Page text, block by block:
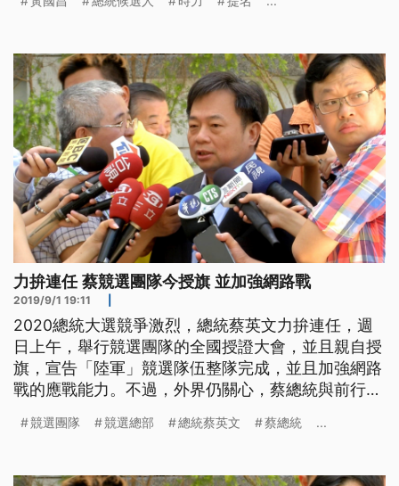
擬總統候選人提名辦法，並且將徵召立委黃國昌做為
召沒有意願，還強調目前最重要，是立委的工作，也
請大家多關心華映關廠員工權
力拚連任 蔡競選團隊今授旗 並加強網路戰
2019/9/1 19:11
2020總統大選競爭激烈，總統蔡英文力拚連任，週
日上午，舉行競選團隊的全國授證大會，並且親自授
旗，宣告「陸軍」競選隊伍整隊完成，並且加強網路
戰的應戰能力。不過，外界仍關心，蔡總統與前行政
團隊的全國授證大會，總統蔡英文展現好心情。面對
外鴻海創辦人郭台銘等人，都傳出可能加入戰局，綠
競選團隊 競選總部 總統蔡英文 蔡總統 ...